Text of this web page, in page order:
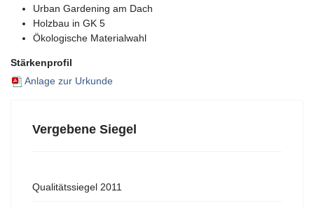
Urban Gardening am Dach
Holzbau in GK 5
Ökologische Materialwahl
Stärkenprofil
Anlage zur Urkunde
Vergebene Siegel
Qualitätssiegel 2011